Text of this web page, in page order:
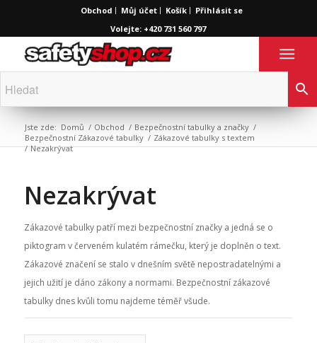
Obchod Můj účet Košík
Přihlásit se
Volejte: +420 731 560 797
Jste zde: Domů / Obchod / Bezpečnostní tabulky a značky /
Bezpečnostní Zákazové tabulky / Zákazové tabulky s textem
/ Nezakrývat
Nezakrývat
Zákazové tabulky patří mezi bezpečnostní značky a jedná se o
piktogram v červeném kulatém rámečku, který je doplněn o text.
Zákazové značení se stalo v dnešním světě nepostradatelnými a
jejich užití je dáno zákony a normami. Bezpečnostní zákazové
tabulky dnes kvůli tomu najdeme téměř všude.